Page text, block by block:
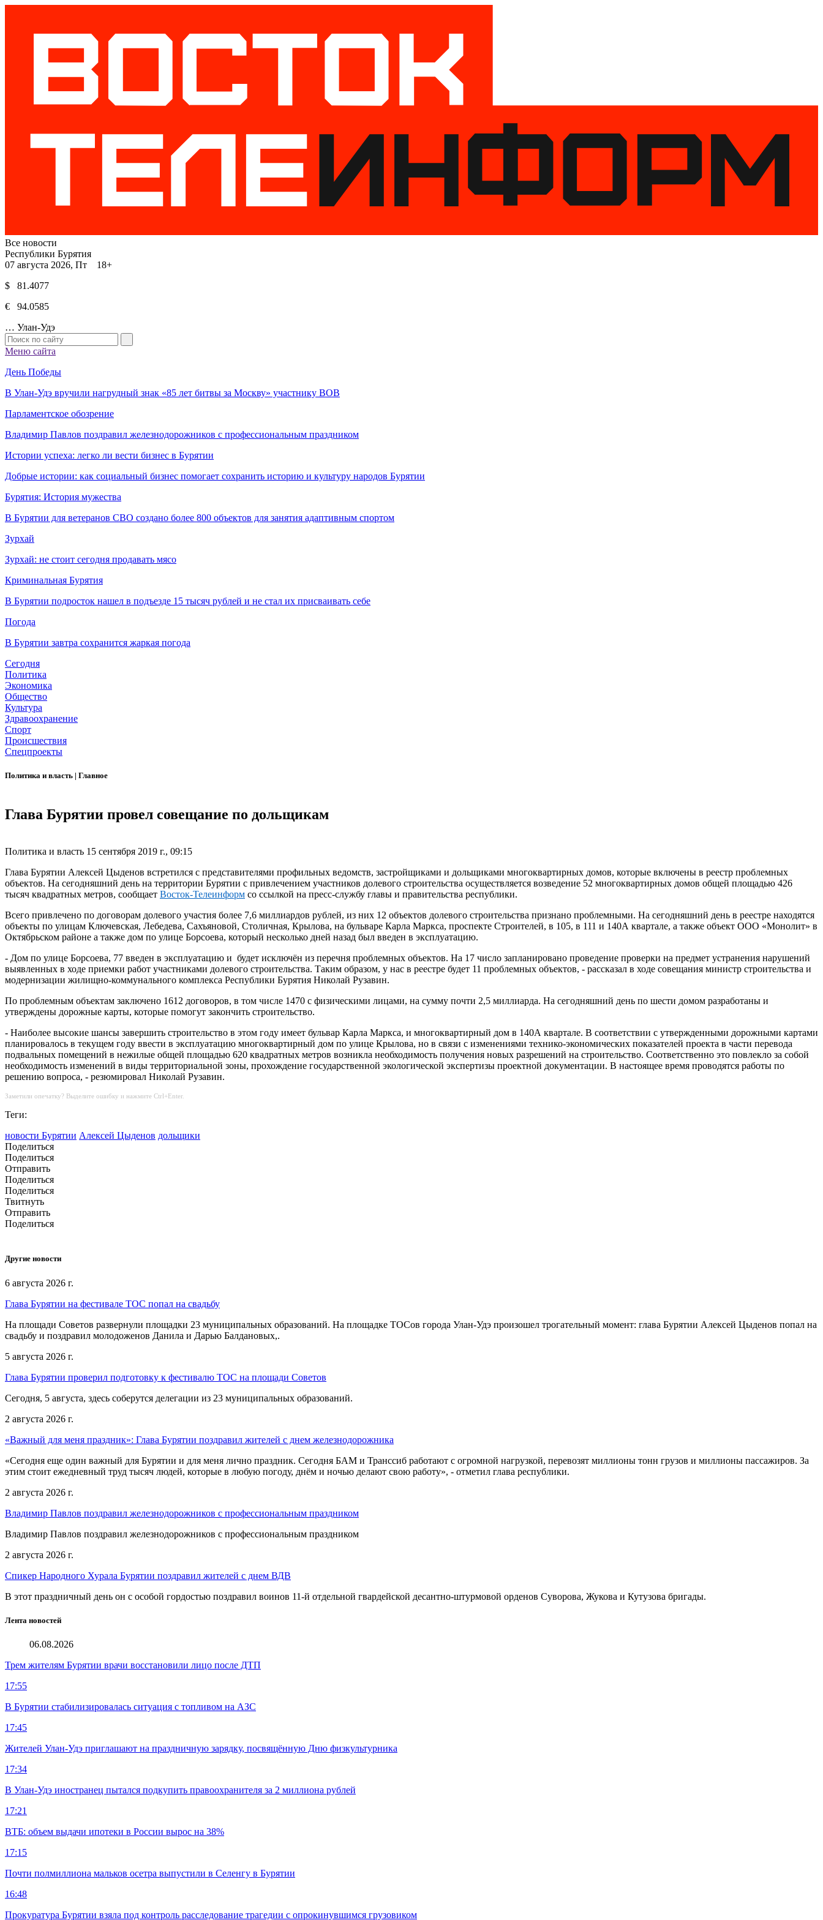
Все новости
Республики Бурятия
07 августа 2026, Пт 18+
$ 81.4077
€ 94.0585
… Улан-Удэ
Меню сайта
День Победы
В Улан-Удэ вручили нагрудный знак «85 лет битвы за Москву» участнику ВОВ
Парламентское обозрение
Владимир Павлов поздравил железнодорожников с профессиональным праздником
Истории успеха: легко ли вести бизнес в Бурятии
Добрые истории: как социальный бизнес помогает сохранить историю и культуру народов Бурятии
Бурятия: История мужества
В Бурятии для ветеранов СВО создано более 800 объектов для занятия адаптивным спортом
Зурхай
Зурхай: не стоит сегодня продавать мясо
Криминальная Бурятия
В Бурятии подросток нашел в подъезде 15 тысяч рублей и не стал их присваивать себе
Погода
В Бурятии завтра сохранится жаркая погода
Сегодня
Политика
Экономика
Общество
Культура
Здравоохранение
Спорт
Происшествия
Спецпроекты
Политика и власть | Главное
Глава Бурятии провел совещание по дольщикам
Политика и власть 15 сентября 2019 г., 09:15
Глава Бурятии Алексей Цыденов встретился с представителями профильных ведомств, застройщиками и дольщиками многоквартирных домов, которые включены в реестр проблемных
объектов. На сегодняшний день на территории Бурятии с привлечением участников долевого строительства осуществляется возведение 52 многоквартирных домов общей площадью 426
тысяч квадратных метров, сообщает Восток-Телеинформ со ссылкой на пресс-службу главы и правительства республики.
Всего привлечено по договорам долевого участия более 7,6 миллиардов рублей, из них 12 объектов долевого строительства признано проблемными. На сегодняшний день в реестре находятся
объекты по улицам Ключевская, Лебедева, Сахъяновой, Столичная, Крылова, на бульваре Карла Маркса, проспекте Строителей, в 105, в 111 и 140А квартале, а также объект ООО «Монолит» в
Октябрьском районе а также дом по улице Борсоева, который несколько дней назад был введен в эксплуатацию.
- Дом по улице Борсоева, 77 введен в эксплуатацию и будет исключён из перечня проблемных объектов. На 17 число запланировано проведение проверки на предмет устранения нарушений
выявленных в ходе приемки работ участниками долевого строительства. Таким образом, у нас в реестре будет 11 проблемных объектов, - рассказал в ходе совещания министр строительства и
модернизации жилищно-коммунального комплекса Республики Бурятия Николай Рузавин.
По проблемным объектам заключено 1612 договоров, в том числе 1470 с физическими лицами, на сумму почти 2,5 миллиарда. На сегодняшний день по шести домом разработаны и
утверждены дорожные карты, которые помогут закончить строительство.
- Наиболее высокие шансы завершить строительство в этом году имеет бульвар Карла Маркса, и многоквартирный дом в 140А квартале. В соответствии с утвержденными дорожными картами
планировалось в текущем году ввести в эксплуатацию многоквартирный дом по улице Крылова, но в связи с изменениями технико-экономических показателей проекта в части перевода
подвальных помещений в нежилые общей площадью 620 квадратных метров возникла необходимость получения новых разрешений на строительство. Соответственно это повлекло за собой
необходимость изменений в виды территориальной зоны, прохождение государственной экологической экспертизы проектной документации. В настоящее время проводятся работы по
решению вопроса, - резюмировал Николай Рузавин.
Заметили опечатку? Выделите ошибку и нажмите Ctrl+Enter.
Теги:
новости Бурятии Алексей Цыденов дольщики
Поделиться
Поделиться
Отправить
Поделиться
Поделиться
Твитнуть
Отправить
Поделиться
Другие новости
6 августа 2026 г.
Глава Бурятии на фестивале ТОС попал на свадьбу
На площади Советов развернули площадки 23 муниципальных образований. На площадке ТОСов города Улан-Удэ произошел трогательный момент: глава Бурятии Алексей Цыденов попал на
свадьбу и поздравил молодоженов Данила и Дарью Балдановых,.
5 августа 2026 г.
Глава Бурятии проверил подготовку к фестивалю ТОС на площади Советов
Сегодня, 5 августа, здесь соберутся делегации из 23 муниципальных образований.
2 августа 2026 г.
«Важный для меня праздник»: Глава Бурятии поздравил жителей с днем железнодорожника
«Сегодня еще один важный для Бурятии и для меня лично праздник. Сегодня БАМ и Транссиб работают с огромной нагрузкой, перевозят миллионы тонн грузов и миллионы пассажиров. За
этим стоит ежедневный труд тысяч людей, которые в любую погоду, днём и ночью делают свою работу», - отметил глава республики.
2 августа 2026 г.
Владимир Павлов поздравил железнодорожников с профессиональным праздником
Владимир Павлов поздравил железнодорожников с профессиональным праздником
2 августа 2026 г.
Спикер Народного Хурала Бурятии поздравил жителей с днем ВДВ
В этот праздничный день он с особой гордостью поздравил воинов 11-й отдельной гвардейской десантно-штурмовой орденов Суворова, Жукова и Кутузова бригады.
Лента новостей
06.08.2026
Трем жителям Бурятии врачи восстановили лицо после ДТП
17:55
В Бурятии стабилизировалась ситуация с топливом на АЗС
17:45
Жителей Улан-Удэ приглашают на праздничную зарядку, посвящённую Дню физкультурника
17:34
В Улан-Удэ иностранец пытался подкупить правоохранителя за 2 миллиона рублей
17:21
ВТБ: объем выдачи ипотеки в России вырос на 38%
17:15
Почти полмиллиона мальков осетра выпустили в Селенгу в Бурятии
16:48
Прокуратура Бурятии взяла под контроль расследование трагедии с опрокинувшимся грузовиком